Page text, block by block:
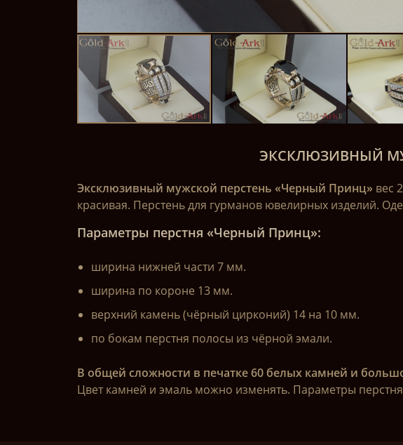
ЭКСКЛЮЗИВНЫЙ
Эксклюзивный мужской перстень «Черный Принц» вес
красивая. Перстень для гурманов ювелирных изделий.
Параметры перстня «Черный Принц»:
ширина нижней части 7 мм.
ширина по короне 13 мм.
верхний камень (чёрный цирконий) 14 на 10 мм.
по бокам перстня полосы из чёрной эмали.
В общей сложности в печатке 60 белых камней и
Цвет камней и эмаль можно изменять. Параметры перстня